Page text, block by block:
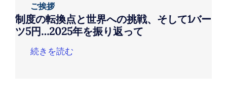
ご挨拶
制度の転換点と世界への挑戦、そして1バー
ツ5円…2025年を振り返って
続きを読む